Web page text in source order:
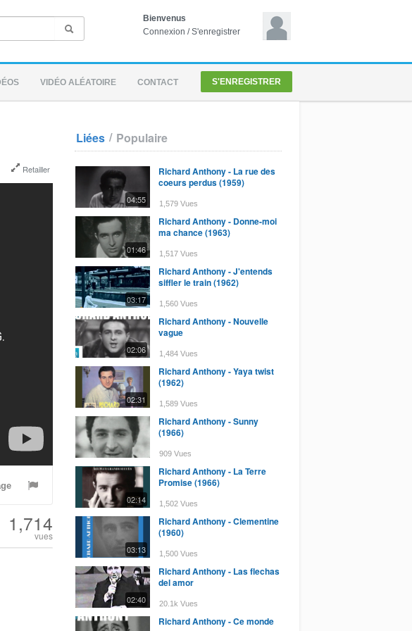
Bienvenus
Connexion /S'enregistrer
VIDÉO ALÉATOIRE CONTACT S'ENREGISTRER
Retailler
1,714
vues
Liées / Populaire
04:55
Richard Anthony - La rue des
coeurs perdus (1959)
1,579 Vues
01:46
Richard Anthony - Donne-moi
ma chance (1963)
1,517 Vues
03:17
Richard Anthony - J'entends
siffler le train (1962)
1,560 Vues
02:06
Richard Anthony - Nouvelle
vague
1,484 Vues
02:31
Richard Anthony - Yaya twist
(1962)
1,589 Vues
Richard Anthony - Sunny
(1966)
909 Vues
02:14
Richard Anthony - La Terre
Promise (1966)
1,502 Vues
03:13
Richard Anthony - Clementine
(1960)
1,500 Vues
02:40
Richard Anthony - Las flechas
del amor
20.1k Vues
Richard Anthony - Ce monde